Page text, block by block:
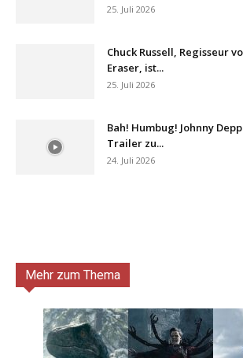
25. Juli 2026
Chuck Russell, Regisseur
Eraser, ist...
25. Juli 2026
Bah! Humbug! Johnny
Trailer zu...
24. Juli 2026
Mehr zum Thema